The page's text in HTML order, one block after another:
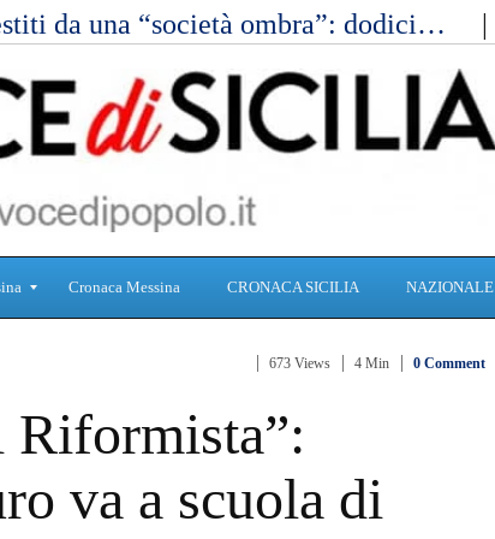
da una “società ombra”: dodici…
Cronaca Messina CRONACA SICILIA NAZIONALE
673 Views 4 Min 0 Comment
va a scuola di